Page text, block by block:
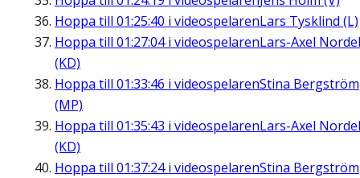
Hoppa till 01:25:40 i videospelarenLars Tysklind (L)
Hoppa till 01:27:04i videospelarenLars-Axel
(KD)
Hoppa till 01:33:46 i videospelarenStina Bergström
(MP)
Hoppa till 01:35:43 i videospelarenLars-Axel
(KD)
Hoppa till 01:37:24i videospelarenStina Bergström